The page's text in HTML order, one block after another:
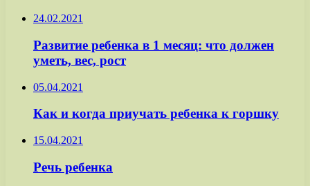
24.02.2021
Развитие ребенка в 1 месяц: что должен
уметь, вес, рост
05.04.2021
Как и когда приучать ребенка к горшку
15.04.2021
Речь ребенка